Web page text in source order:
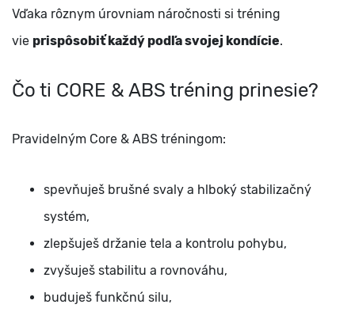
Vďaka rôznym úrovniam náročnosti si tréning
vie prispôsobiť každý podľa svojej kondície.
Čo ti CORE & ABS tréning prinesie?
Pravidelným Core & ABS tréningom:
spevňuješ brušné svaly a hlboký stabilizačný
systém,
zlepšuješ držanie tela a kontrolu pohybu,
zvyšuješ stabilitu a rovnováhu,
buduješ funkčnú silu,